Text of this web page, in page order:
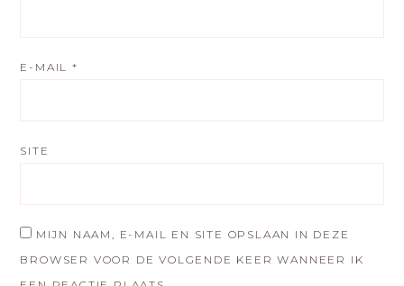
E-MAIL*
SITE
MIJN NAAM, E-MAIL EN SITE OPSLAAN IN DEZE
BROWSER VOOR DE VOLGENDE KEER WANNEER IK